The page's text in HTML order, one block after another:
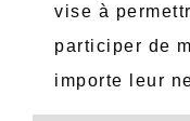
vise à
participer de
importe leur